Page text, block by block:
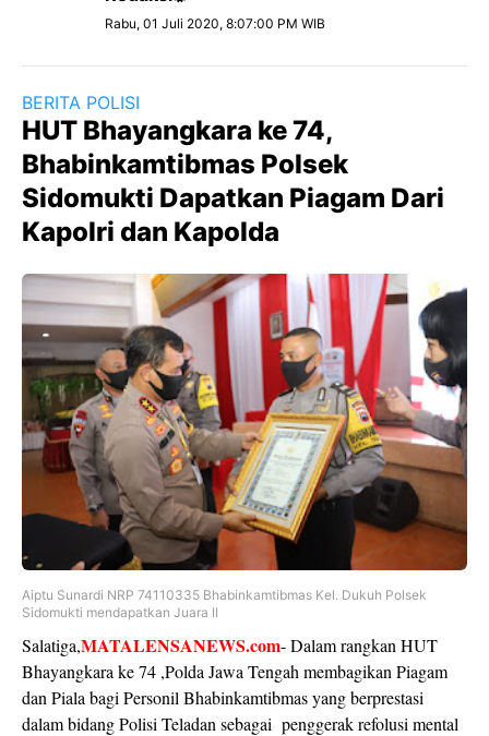
Rabu, 01 Juli 2020, 8:07:00 PM WIB
BERITA POLISI
HUT Bhayangkara ke 74,
Bhabinkamtibmas Polsek
Sidomukti Dapatkan Piagam Dari
Kapolri dan Kapolda
Aiptu Sunardi NRP 74110335 Bhabinkamtibmas Kel. Dukuh Polsek
Sidomukti mendapatkan Juara II
Salatiga,MATALENSANEWS.com- Dalam rangkan HUT
Bhayangkara ke 74 ,Polda Jawa Tengah membagikan Piagam
dan Piala bagi Personil Bhabinkamtibmas yang berprestasi
dalam bidang Polisi Teladan sebagai penggerak refolusi mental